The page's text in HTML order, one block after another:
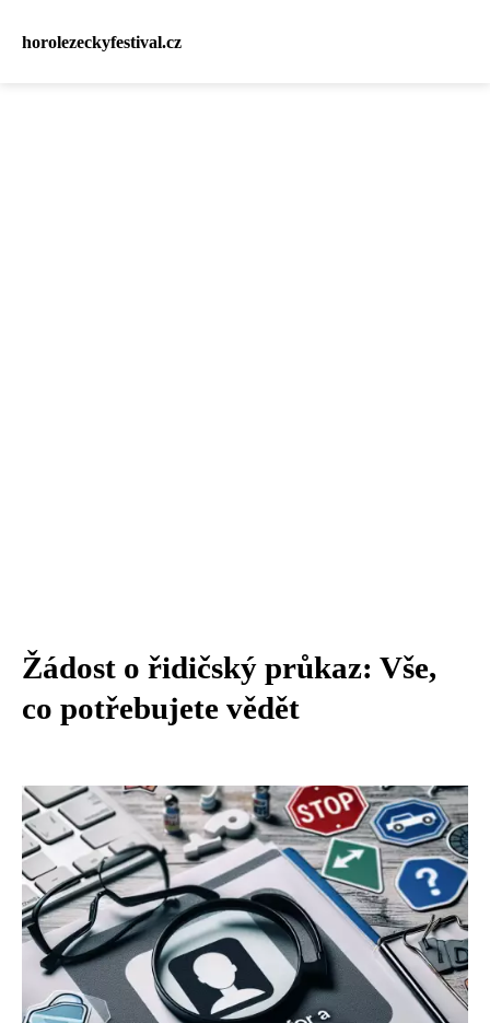
horolezeckyfestival.cz
Žádost o řidičský průkaz: Vše,
co potřebujete vědět